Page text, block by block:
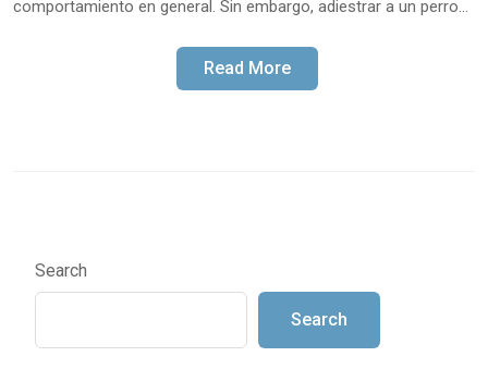
comportamiento en general. Sin embargo, adiestrar a un perro…
Read More
Search
Search